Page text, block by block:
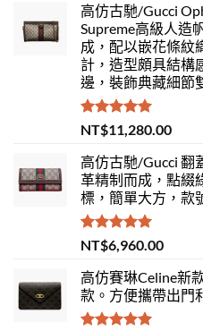
高仿古馳/Gucci
Supreme高級人造
成，配以嵌花條紋
計，造型頗具結構
邊，裝飾典藏細節
評分5.00
滿分 5
NT$11,280.00
高仿古馳/Gucci 翻
革精制而成，點綴
標，簡單大方，款
評分 5.00
滿分 5
NT$6,960.00
高仿賽琳Celine新
款。方便攜帶出門